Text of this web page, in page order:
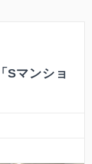
Sマンショ